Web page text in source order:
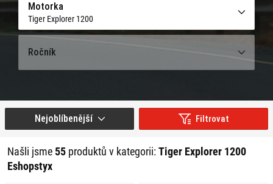
Motorka
Tiger Explorer 1200
Ročník
Filtrovat
Našli jsme55 produktů v kategorii:Tiger Explorer 1200
Eshopstyx
Nejoblíbenější